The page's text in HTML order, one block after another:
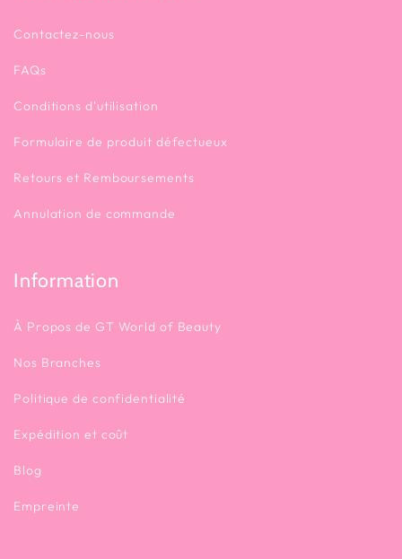
Contactez-nous
FAQs
Conditions d'utilisation
Formulaire de produit défectueux
Retours et Remboursements
Annulation de commande
Information
À Propos de GT World of Beauty
Nos Branches
Politique de confidentialité
Expédition et coût
Blog
Empreinte